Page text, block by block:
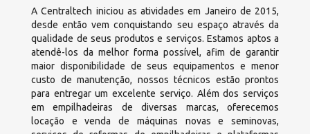
A Centraltech iniciou as atividades em Janeiro de 2015,
desde então vem conquistando seu espaço através da
qualidade de seus produtos e serviços. Estamos aptos a
atendê-los da melhor forma possível, afim de garantir
maior disponibilidade de seus equipamentos e menor
custo de manutenção, nossos técnicos estão prontos
para entregar um excelente serviço. Além dos serviços
em empilhadeiras de diversas marcas, oferecemos
locação e venda de máquinas novas e seminovas,